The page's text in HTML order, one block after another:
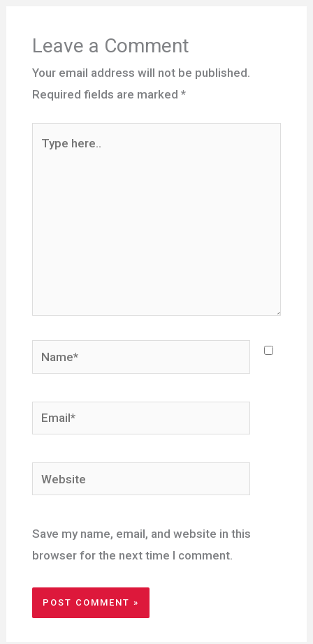
Leave a Comment
Your email address will not be published.
Required fields are marked *
Name*
Email*
Website
Save my name, email, and website in this
browser for the next time I comment.